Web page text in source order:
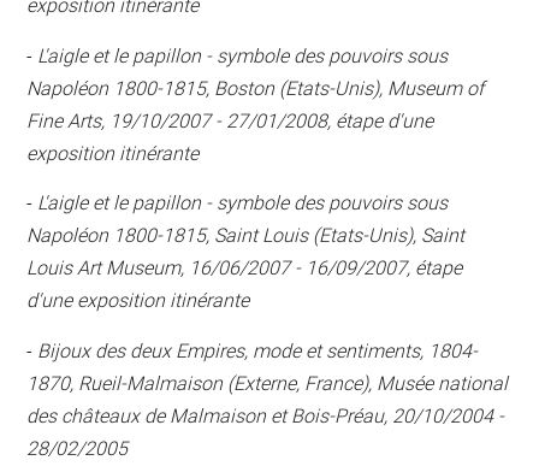
exposition itinérante
- L'aigle et le papillon - symbole des pouvoirs sous
Napoléon 1800-1815, Boston (Etats-Unis), Museum of
Fine Arts, 19/10/2007 - 27/01/2008, étape d'une
exposition itinérante
- L'aigle et le papillon - symbole des pouvoirs sous
Napoléon 1800-1815, Saint Louis (Etats-Unis), Saint
Louis Art Museum, 16/06/2007 - 16/09/2007, étape
d'une exposition itinérante
- Bijoux des deux Empires, mode et sentiments, 1804-
1870, Rueil-Malmaison (Externe, France), Musée national
des châteaux de Malmaison et Bois-Préau, 20/10/2004 -
28/02/2005